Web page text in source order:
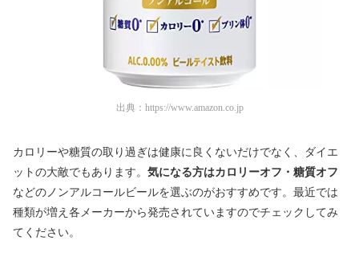
出典： https://www.amazon.co.jp
カロリーや糖質の取り過ぎは健康に良くないだけでなく、ダイエ
ットの大敵でもあります。 気になる方はカロリーオフ・糖質オフ
などのノンアルコールビールを選ぶのがおすすめです。最近では
種類が増え各メーカーから発売されていますのでチェックしてみ
てください。